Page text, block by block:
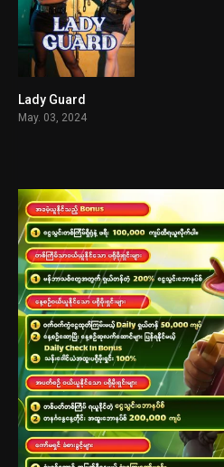
Lady Guard
May. 03, 2024